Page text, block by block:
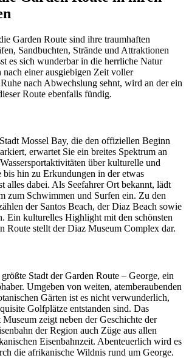
Garden Route sind ihre traumhaften
Sandbuchten, Strände und Attraktionen
es sich wunderbar in die herrliche Natur
nach einer ausgiebigen Zeit voller
nach Abwechslung sehnt, wird an der ein
Route ebenfalls fündig.
Mossel Bay, die den offiziellen Beginn
erwartet Sie ein breites Spektrum an
über kulturelle und
hin zu Erkundungen in der etwas
alles dabei. Als Seefahrer Ort bekannt, lädt
zum Schwimmen und Surfen ein. Zu den
der Santos Beach, der Diaz Beach sowie
Ein kulturelles Highlight mit den schönsten
Route stellt der Diaz Museum Complex dar.
Stadt der Garden Route – George, ein
Umgeben von weiten, atemberaubenden
Gärten ist es nicht verwunderlich,
Golfplätze entstanden sind. Das
zeigt neben der Geschichte der
der Region auch Züge aus allen
Eisenbahnzeit. Abenteuerlich wird es
die afrikanische Wildnis rund um George.